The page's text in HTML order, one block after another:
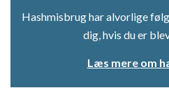
Hashmisbrug har alvorlige
dig, hvis du er
Læs mere om